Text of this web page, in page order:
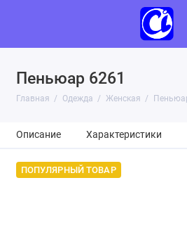
Пеньюар 6261
Главная Одежда Женская
Описание Характеристики
ПОПУЛЯРНЫЙ ТОВАР